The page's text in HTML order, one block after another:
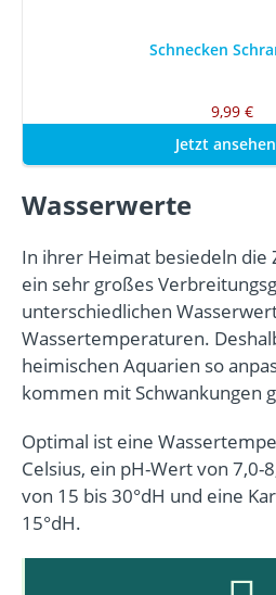
Schnecken
9,99 €
Jetzt ansehen
Wasserwerte
In ihrer Heimat besiedeln die
ein sehr großes
unterschiedlichen
Wassertemperaturen.
heimischen Aquarien so
kommen mit Schwankungen
Optimal ist eine
Celsius, ein pH-Wert von 7,0-
von 15 bis 30°dH und eine
15°dH.